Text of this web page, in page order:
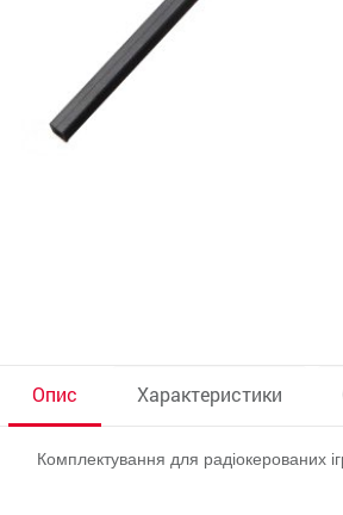
Опис
Комплектування для радіокерованих
Характеристики